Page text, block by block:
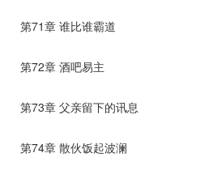
第71章 谁比谁霸道
第72章 酒吧易主
第73章 父亲留下的讯息
第74章 散伙饭起波澜